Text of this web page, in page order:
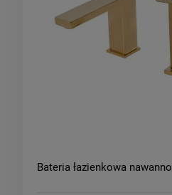
Bateria łazienkowa